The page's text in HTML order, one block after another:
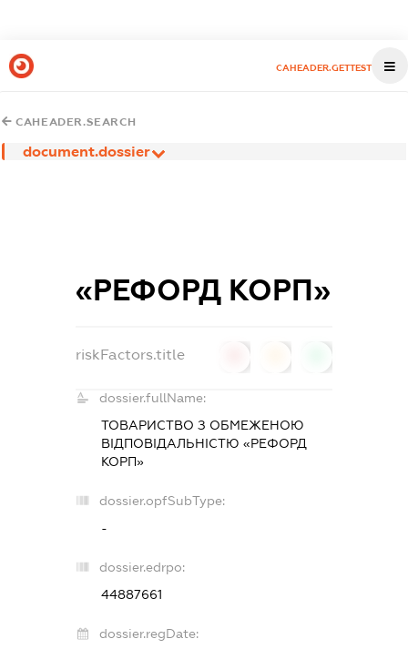
CAHEADER.GETTEST
CAHEADER.SEARCH
document.dossier
«РЕФОРД КОРП»
riskFactors.title
dossier.fullName:
ТОВАРИСТВО З ОБМЕЖЕНОЮ
ВІДПОВІДАЛЬНІСТЮ «РЕФОРД
КОРП»
dossier.opfSubType:
-
dossier.edrpo:
44887661
dossier.regDate: